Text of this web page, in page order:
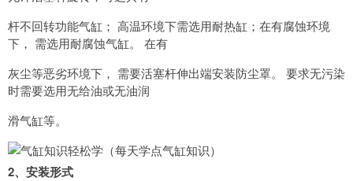
杆不回转功能气缸； 高温环境下需选用耐热缸；在有腐蚀环境
下， 需选用耐腐蚀气缸。 在有
灰尘等恶劣环境下， 需要活塞杆伸出端安装防尘罩。 要求无污染
时需要选用无给油或无油润
滑气缸等。
2、安装形式